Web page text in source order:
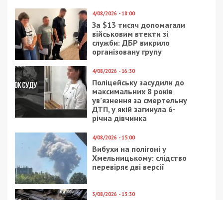
4/08/2026 - 18:00
За $13 тисяч допомагали
військовим втекти зі
служби: ДБР викрило
організовану групу
4/08/2026 - 16:30
Поліцейську засудили до
максимальних 8 років
ув’язнення за смертельну
ДТП, у якій загинула 6-
річна дівчинка
4/08/2026 - 15:00
Вибухи на полігоні у
Хмельницькому: слідство
перевіряє дві версії
3/08/2026 - 13:30